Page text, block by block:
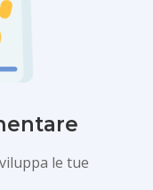
le tue